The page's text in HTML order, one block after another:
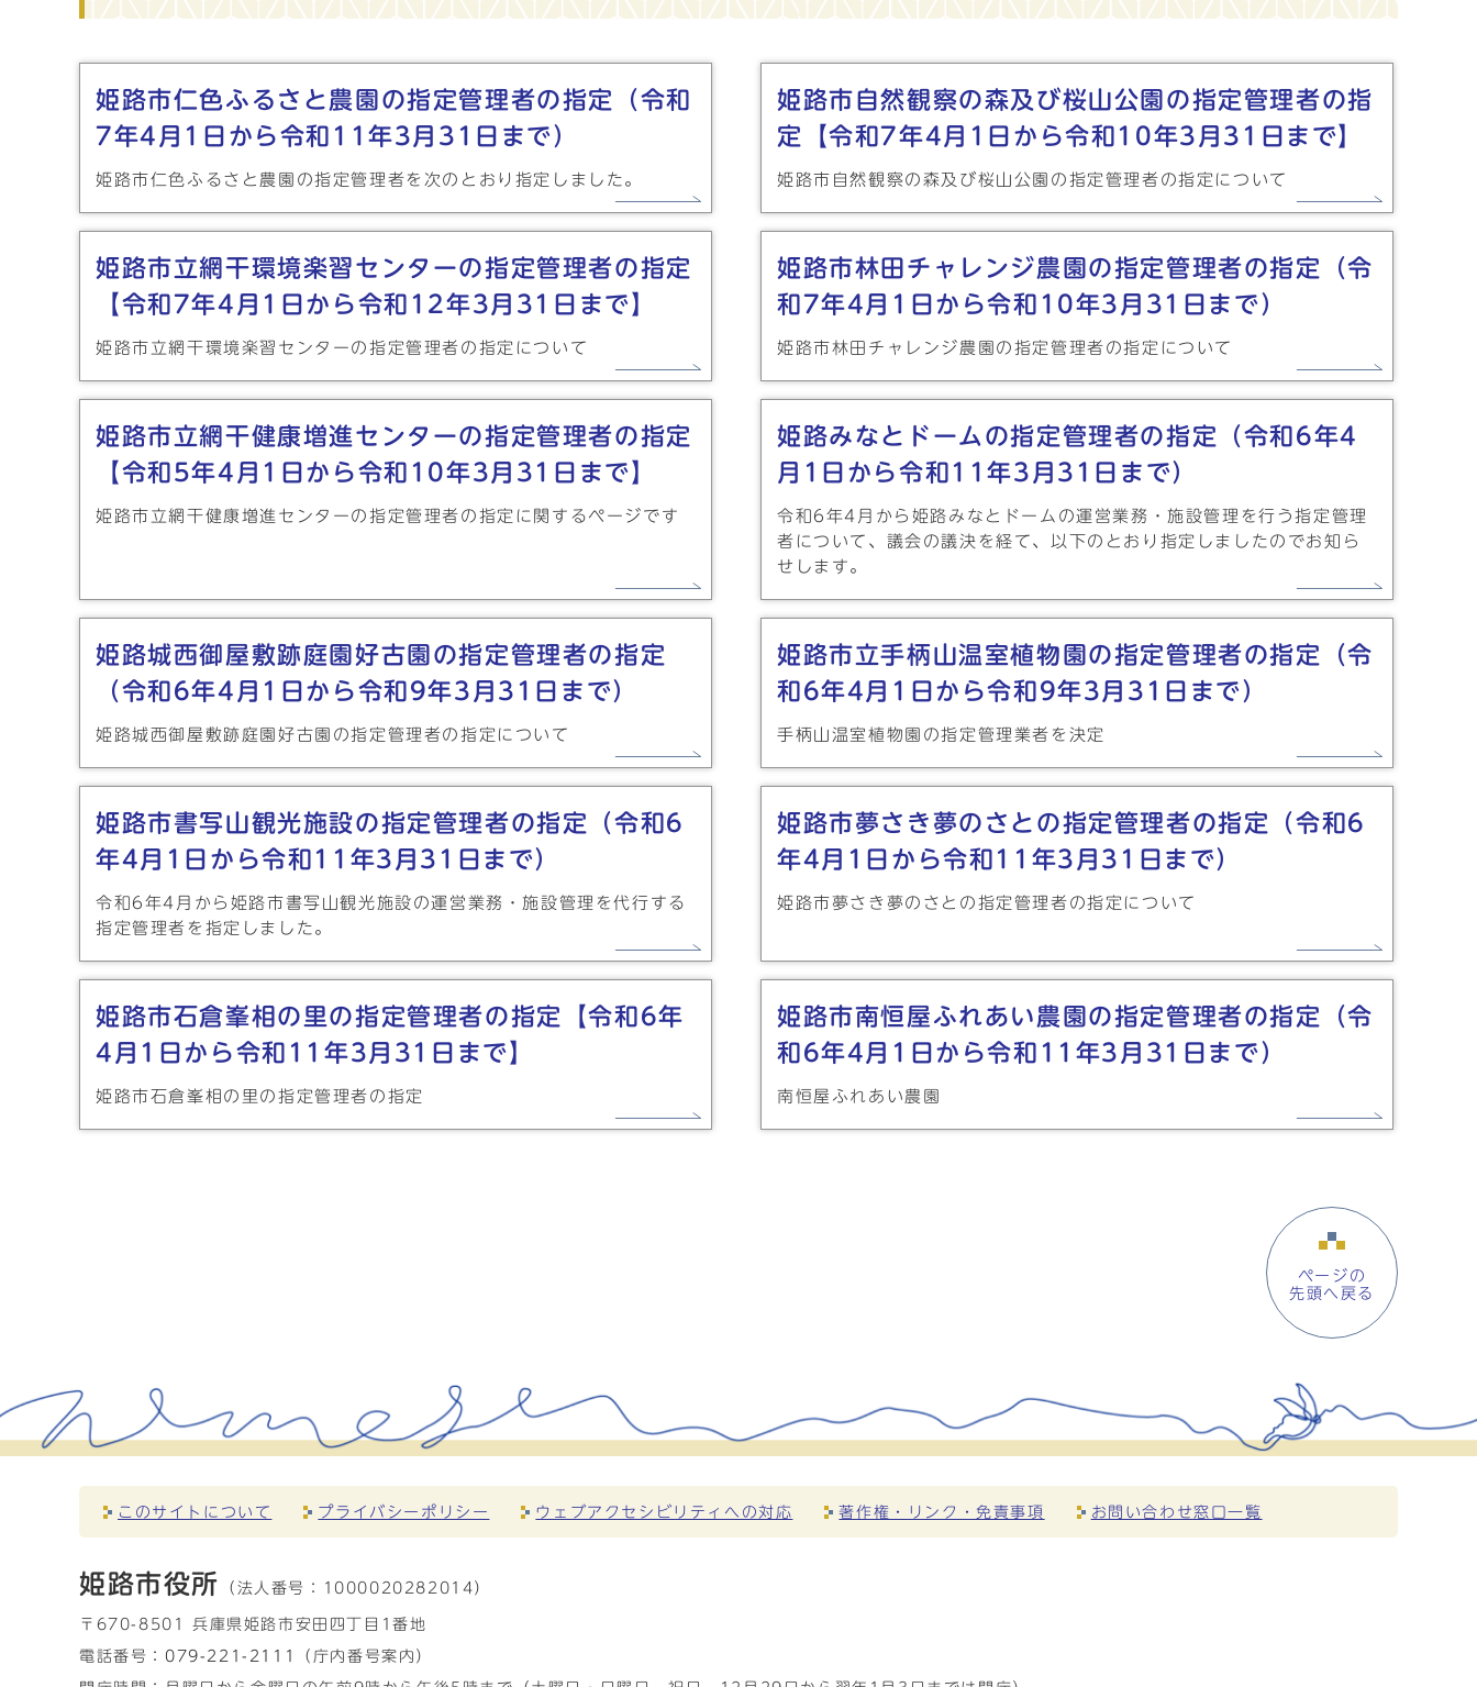
姫路市仁色ふるさと農園の指定管理者の指定（令和
7年4月1日から令和11年3月31日まで）
姫路市仁色ふるさと農園の指定管理者を次のとおり指定しました。
姫路市自然観察の森及び桜山公園の指定管理者の指
定【令和7年4月1日から令和10年3月31日まで】
姫路市自然観察の森及び桜山公園の指定管理者の指定について
姫路市立網干環境楽習センターの指定管理者の指定
【令和7年4月1日から令和12年3月31日まで】
姫路市立網干環境楽習センターの指定管理者の指定について
姫路市林田チャレンジ農園の指定管理者の指定（令
和7年4月1日から令和10年3月31日まで）
姫路市林田チャレンジ農園の指定管理者の指定について
姫路市立網干健康増進センターの指定管理者の指定
【令和5年4月1日から令和10年3月31日まで】
姫路市立網干健康増進センターの指定管理者の指定に関するページです
姫路みなとドームの指定管理者の指定（令和6年4
月1日から令和11年3月31日まで）
令和6年4月から姫路みなとドームの運営業務・施設管理を行う指定管理
者について、議会の議決を経て、以下のとおり指定しましたのでお知ら
せします。
姫路城西御屋敷跡庭園好古園の指定管理者の指定
（令和6年4月1日から令和9年3月31日まで）
姫路城西御屋敷跡庭園好古園の指定管理者の指定について
姫路市立手柄山温室植物園の指定管理者の指定（令
和6年4月1日から令和9年3月31日まで）
手柄山温室植物園の指定管理業者を決定
姫路市書写山観光施設の指定管理者の指定（令和6
年4月1日から令和11年3月31日まで）
令和6年4月から姫路市書写山観光施設の運営業務・施設管理を代行する
指定管理者を指定しました。
姫路市夢さき夢のさとの指定管理者の指定（令和6
年4月1日から令和11年3月31日まで）
姫路市夢さき夢のさとの指定管理者の指定について
姫路市石倉峯相の里の指定管理者の指定【令和6年
4月1日から令和11年3月31日まで】
姫路市石倉峯相の里の指定管理者の指定
姫路市南恒屋ふれあい農園の指定管理者の指定（令
和6年4月1日から令和11年3月31日まで）
南恒屋ふれあい農園
ページの
先頭へ戻る
このサイトについて プライバシーポリシー ウェブアクセシビリティへの対応 著作権・リンク・免責事項 お問い合わせ窓口一覧
姫路市役所 （法人番号： 1000020282014）
〒670-8501 兵庫県姫路市安田四丁目1番地
電話番号： 079-221-2111
（庁内番号案内）